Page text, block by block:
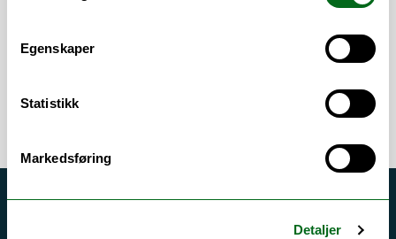
Egenskaper
Statistikk
Markedsføring
Detaljer
operasjonssykepleie